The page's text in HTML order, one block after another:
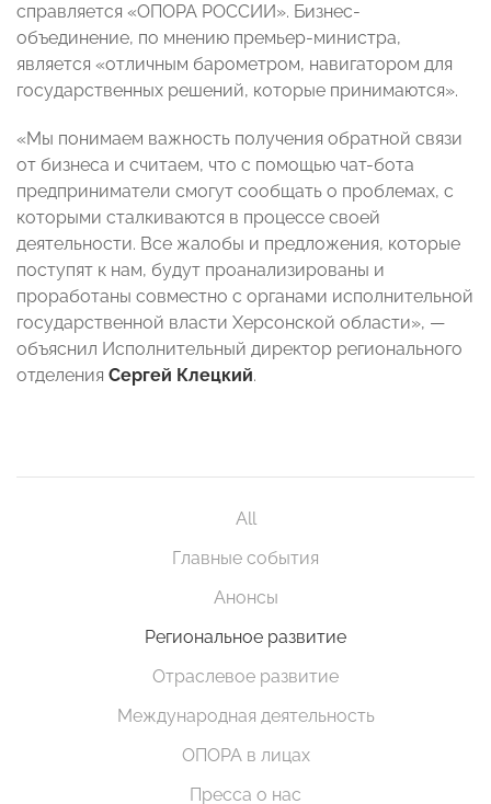
справляется «ОПОРА РОССИИ». Бизнес-
объединение, по мнению премьер-министра,
является «отличным барометром, навигатором для
государственных решений, которые принимаются».
«Мы понимаем важность получения обратной связи
от бизнеса и считаем, что с помощью чат-бота
предприниматели смогут сообщать о проблемах, с
которыми сталкиваются в процессе своей
деятельности. Все жалобы и предложения, которые
поступят к нам, будут проанализированы и
проработаны совместно с органами исполнительной
государственной власти Херсонской области», —
объяснил Исполнительный директор регионального
отделения Сергей Клецкий.
All
Главные события
Анонсы
Региональное развитие
Отраслевое развитие
Международная деятельность
ОПОРА в лицах
Пресса о нас